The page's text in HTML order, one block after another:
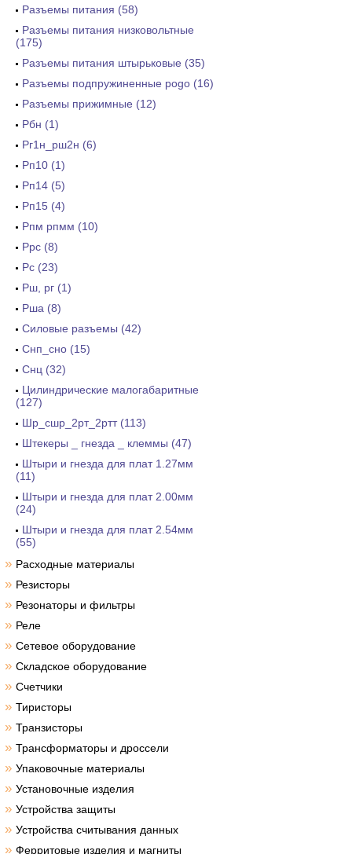
Разъемы питания (58)
Разъемы питания низковольтные
(175)
Разъемы питания штырьковые (35)
Разъемы подпружиненные pogo (16)
Разъемы прижимные (12)
Рбн (1)
Рг1н_рш2н (6)
Рп10 (1)
Рп14 (5)
Рп15 (4)
Рпм рпмм (10)
Ррс (8)
Рс (23)
Рш, рг (1)
Рша (8)
Силовые разъемы (42)
Снп_сно (15)
Снц (32)
Цилиндрические малогабаритные
(127)
Шр_сшр_2рт_2ртт (113)
Штекеры _ гнезда _ клеммы (47)
Штыри и гнезда для плат 1.27мм
(11)
Штыри и гнезда для плат 2.00мм
(24)
Штыри и гнезда для плат 2.54мм
(55)
» Расходные материалы
» Резисторы
» Резонаторы и фильтры
» Реле
» Сетевое оборудование
» Складское оборудование
» Счетчики
» Тиристоры
» Транзисторы
» Трансформаторы и дроссели
» Упаковочные материалы
» Установочные изделия
» Устройства защиты
» Устройства считывания данных
» Ферритовые изделия и магниты